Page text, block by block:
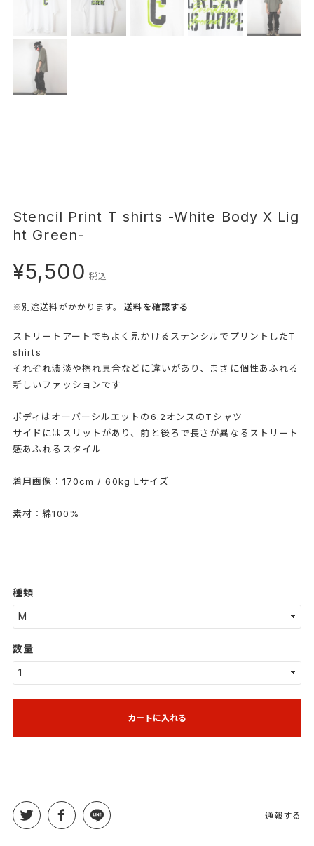
Stencil Print T shirts -White Body X Lig
ht Green-
¥5,500 税込
※別途送料がかかります。 送料を確認する
ストリートアートでもよく見かけるステンシルでプリントしたT
shirts
それぞれ濃淡や擦れ具合などに違いがあり、まさに個性あふれる
新しいファッションです
ボディはオーバーシルエットの6.2オンスのTシャツ
サイドにはスリットがあり、前と後ろで長さが異なるストリート
感あふれるスタイル
着用画像：170cm / 60kg Lサイズ
素材：綿100%
種類
数量
カートに入れる
通報する